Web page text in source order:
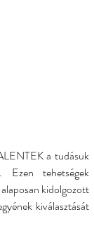
a tudásuk
Ezen tehetségek
kidolgozott
kiválasztását